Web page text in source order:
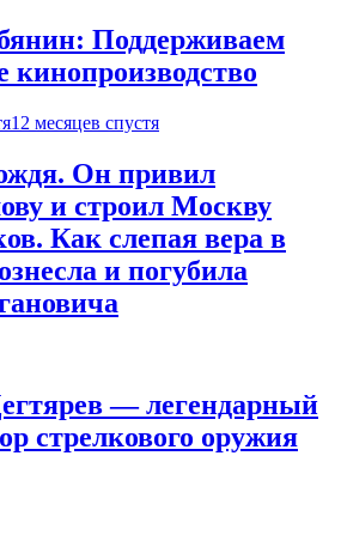
Поддерживаем
кинопроизводство
12 месяцев спустя
Он привил
и строил Москву
Как слепая вера в
и погубила
— легендарный
стрелкового оружия